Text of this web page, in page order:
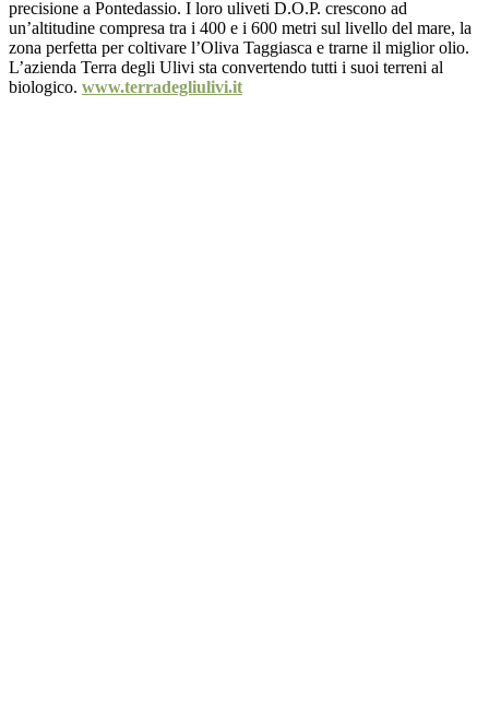
precisione a Pontedassio. I loro uliveti D.O.P. crescono ad
un’altitudine compresa tra i 400 e i 600 metri sul livello del mare, la
zona perfetta per coltivare l’Oliva Taggiasca e trarne il miglior olio.
L’azienda Terra degli Ulivi sta convertendo tutti i suoi terreni al
biologico. www.terradegliulivi.it